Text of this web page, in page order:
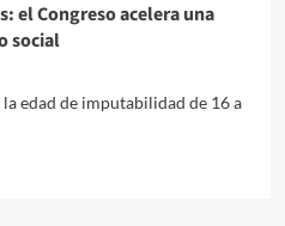
el Congreso acelera una
social
edad de imputabilidad de 16 a